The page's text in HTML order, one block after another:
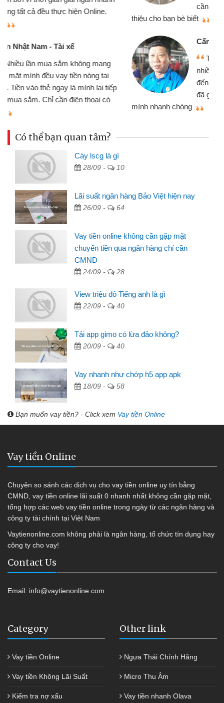
cần gặp mặt nên rất tiện lợi, sẽ giới
thiệu cho bạn bè biết
Cấn Văn Lực - Tạp hóa
Tôi kinh doanh buôn bán nhỏ lẻ
nhiều lúc cần vốn nhập hàng, nhờ biết
đến website qua bạn bè giới thiệu tôi
đã giải quyết được công việc của
Có thể bạn quan tâm?
Cày lscg là gì
28/09 - 10
Lãi suất ngân hàng Bảo Việt hiện nay
26/09 - 64
Vay tiền online không cần gặp mặt
chuyển tiền qua ngân hàng chỉ cần
CMND
24/09 - 28
View triệu đô Tiếng anh là gì
22/09 - 40
Tải app gimo có lừa đảo không?
20/09 - 40
Vay nhanh như chớp h5 app apk
18/09 - 58
Bạn muốn vay tiền? - Click xem Vay tiền Online
Vay tiền Online
Chuyên so sánh các dịch vụ cho vay tiền online uy tín bằng
CMND, vay tiền online lãi suất 0 nhanh nhất không cần gặp mặt,
tổng hợp các web vay tiền online trong ngày từ các ngân hàng và
công ty tài chính tại Việt Nam
Vaytienonline.com không phải là ngân hàng, tổ chức tín dụng hay
công ty cho vay!
Contact Us
Email: info@vaytienonline.com
Category
Vay tiền Online
Vay tiền Không Lãi Suất
Kiểm tra nợ xấu
Other link
Ngựa Thái Chính Hãng
Micro Thu Âm
Vay tiền nhanh Olava